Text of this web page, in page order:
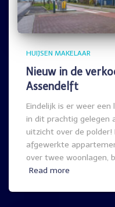
HUIJSEN MAKELAAR
Nieuw in de
Assendelft
Eindelijk is er weer
in dit prachtig gelegen
uitzicht over de
afgewerkte
over twee woonlagen,
Read more